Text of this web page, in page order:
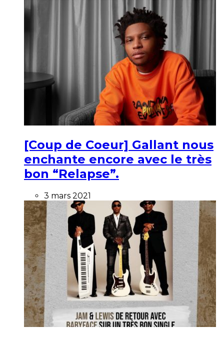
[Coup de Coeur] Gallant nous
enchante encore avec le très
bon “Relapse”.
3 mars 2021